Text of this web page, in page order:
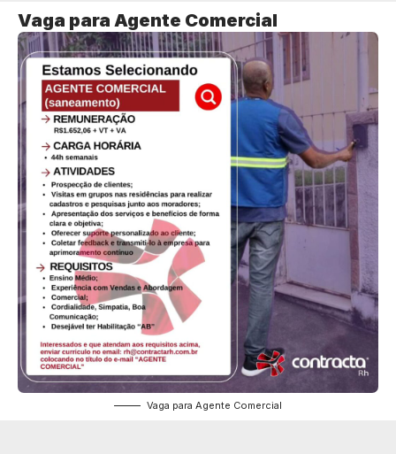
Vaga para Agente Comercial
Vaga para Agente Comercial